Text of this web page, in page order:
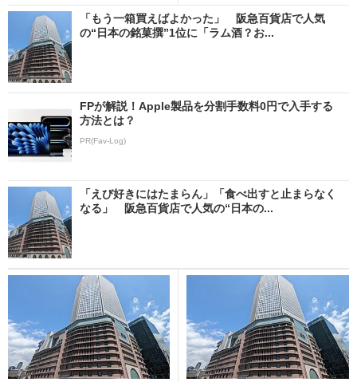
「もう一箱買えばよかった」 阪急百貨店で人気
の“日本の銘菓撰”1位に「ラム酒？お...
FPが解説！Apple製品を分割手数料0円で入手する
方法とは？
PR(Fav-Log)
「えび好きにはたまらん」「食べ出すと止まらなく
なる」 阪急百貨店で人気の“日本の...